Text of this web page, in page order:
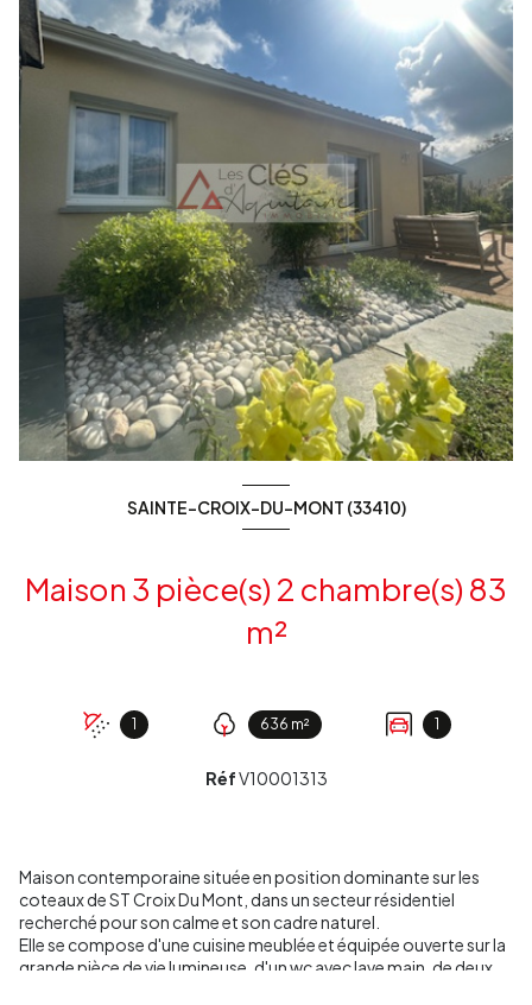
SAINTE-CROIX-DU-MONT (33410)
Maison 3 pièce(s) 2 chambre(s) 83
m²
1 636 m² 1
RéfV10001313
Maison contemporaine située en position dominante sur les
coteaux de ST Croix Du Mont, dans un secteur résidentiel
recherché pour son calme et son cadre naturel.
Elle se compose d'une cuisine meublée et équipée ouverte sur la
grande pièce de vie lumineuse, d'un wc avec lave main, de deux